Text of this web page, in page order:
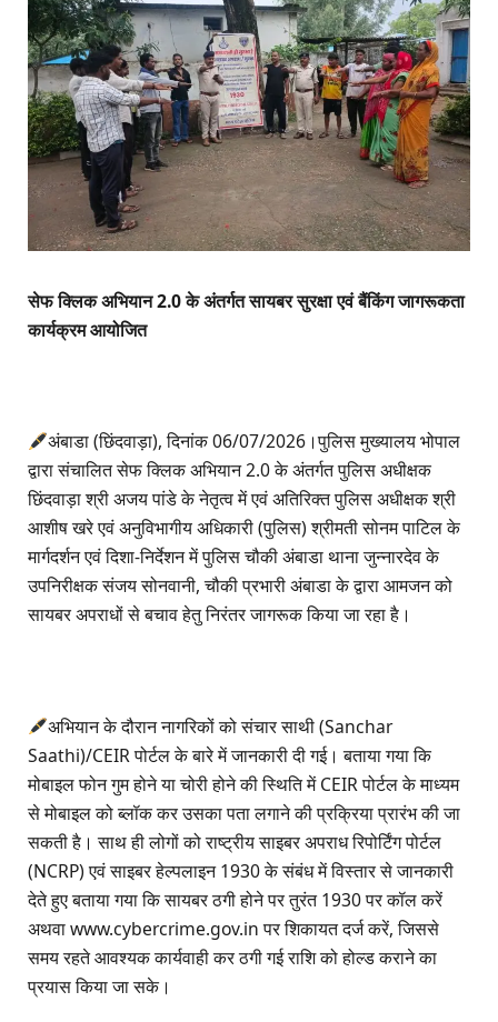
सेफ क्लिक अभियान 2.0 के अंतर्गत सायबर सुरक्षा एवं बैंकिंग जागरूकता
कार्यक्रम आयोजित
अंबाडा (छिंदवाड़ा), दिनांक 06/07/2026।पुलिस मुख्यालय भोपाल
द्वारा संचालित सेफ क्लिक अभियान 2.0 के अंतर्गत पुलिस अधीक्षक
छिंदवाड़ा श्री अजय पांडे के नेतृत्व में एवं अतिरिक्त पुलिस अधीक्षक श्री
आशीष खरे एवं अनुविभागीय अधिकारी (पुलिस) श्रीमती सोनम पाटिल के
मार्गदर्शन एवं दिशा-निर्देशन में पुलिस चौकी अंबाडा थाना जुन्नारदेव के
उपनिरीक्षक संजय सोनवानी, चौकी प्रभारी अंबाडा के द्वारा आमजन को
सायबर अपराधों से बचाव हेतु निरंतर जागरूक किया जा रहा है।
अभियान के दौरान नागरिकों को संचार साथी (Sanchar
Saathi)/CEIR पोर्टल के बारे में जानकारी दी गई। बताया गया कि
मोबाइल फोन गुम होने या चोरी होने की स्थिति में CEIR पोर्टल के माध्यम
से मोबाइल को ब्लॉक कर उसका पता लगाने की प्रक्रिया प्रारंभ की जा
सकती है। साथ ही लोगों को राष्ट्रीय साइबर अपराध रिपोर्टिंग पोर्टल
(NCRP) एवं साइबर हेल्पलाइन 1930 के संबंध में विस्तार से जानकारी
देते हुए बताया गया कि सायबर ठगी होने पर तुरंत 1930 पर कॉल करें
अथवा www.cybercrime.gov.in पर शिकायत दर्ज करें, जिससे
समय रहते आवश्यक कार्यवाही कर ठगी गई राशि को होल्ड कराने का
प्रयास किया जा सके।